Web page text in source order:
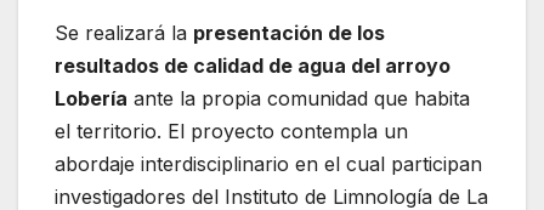
Se realizará la presentación de los
resultados de calidad de agua del arroyo
Lobería ante la propia comunidad que habita
el territorio. El proyecto contempla un
abordaje interdisciplinario en el cual participan
investigadores del Instituto de Limnología de La